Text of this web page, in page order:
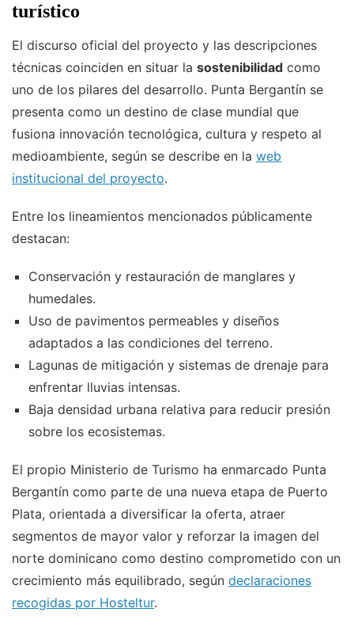
turístico
El discurso oficial del proyecto y las descripciones
técnicas coinciden en situar la sostenibilidad como
uno de los pilares del desarrollo. Punta Bergantín se
presenta como un destino de clase mundial que
fusiona innovación tecnológica, cultura y respeto al
medioambiente, según se describe en la web
institucional del proyecto.
Entre los lineamientos mencionados públicamente
destacan:
Conservación y restauración de manglares y
humedales.
Uso de pavimentos permeables y diseños
adaptados a las condiciones del terreno.
Lagunas de mitigación y sistemas de drenaje para
enfrentar lluvias intensas.
Baja densidad urbana relativa para reducir presión
sobre los ecosistemas.
El propio Ministerio de Turismo ha enmarcado Punta
Bergantín como parte de una nueva etapa de Puerto
Plata, orientada a diversificar la oferta, atraer
segmentos de mayor valor y reforzar la imagen del
norte dominicano como destino comprometido con un
crecimiento más equilibrado, según declaraciones
recogidas por Hosteltur.